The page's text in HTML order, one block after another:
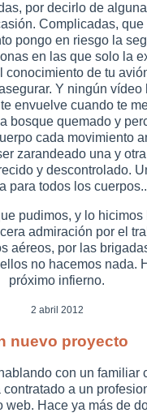
por decirlo de
Complicadas,
pongo en riesgo la
en las que solo la
conocimiento de tu
Y ningún vídeo
envuelve cuando te
bosque quemado y
cada movimiento
zarandeado una y
y descontrolado.
para todos los
pudimos, y lo hicimos
admiración por el
aéreos, por las
no hacemos nada.
próximo infierno.
2 abril 2012
nuevo proyecto
con un familiar
a un
web. Hace ya más de